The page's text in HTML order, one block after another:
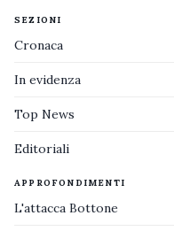
SEZIONI
Cronaca
In evidenza
Top News
Editoriali
APPROFONDIMENTI
L'attacca Bottone